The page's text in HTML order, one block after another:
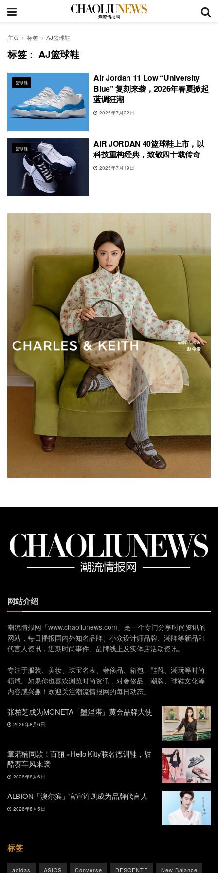
主页 标签 AJ篮球鞋
标签：AJ篮球鞋
篮球鞋
Air Jordan 11 Low “University
Blue” 复刻来袭，2026年春夏掀起
蓝调狂潮
2025年7月22日
篮球鞋
AIR JORDAN 40篮球鞋上市，以
科技重构经典，致敬四十载传奇
2025年7月19日
网站介绍
潮流情报网「www.chaoliunews.com」是一个专门分享时尚资讯的
网站，每日播报国内外知名品牌、小众设计师品牌、潮牌等新品和
代言人资讯，近期时尚事件、品牌线上及实体店活动资讯。
专注于服装、美妆、珠宝名表、奢侈品、箱包、鞋靴、潮玩等时尚
领域。如果你也喜欢浏览时尚资讯，对奢侈品、潮牌、球鞋文化等
内容感兴趣！欢迎关注潮流情报网的每日动态。
张柏芝成为MONETA「墨涅塔」黄金品牌大使
2026年8月6日
章若楠同款！百丽 ×Hello Kitty联名德训鞋，甜
酷赛车风来袭
2026年8月6日
ALBION「澳尔滨」官宣许凯成为品牌代言人
2026年8月5日
标签
adidas ASICS Converse DESCENTE New Balance